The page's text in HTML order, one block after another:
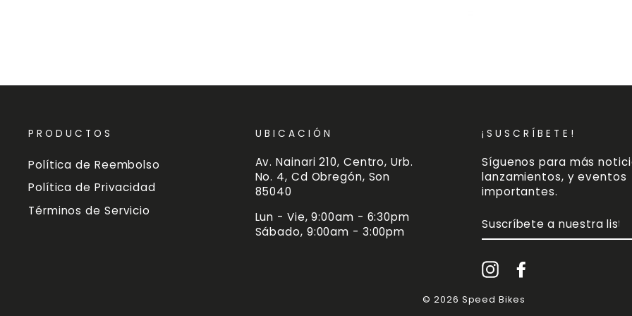
PRODUCTOS
Política de Reembolso
Política de Privacidad
Términos de Servicio
UBICACIÓN
Av. Nainari 210, Centro, Urb.
No. 4, Cd Obregón, Son
85040
Lun - Vie, 9:00am - 6:30pm
Sábado, 9:00am - 3:00pm
¡SUSCRÍBETE!
Síguenos para más
lanzamientos, y eventos
importantes.
A
NUESTRA
DE
CORREOInstagram
© 2026 Speed Bikes